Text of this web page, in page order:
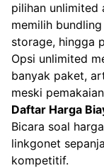
pilihan unlimited
memilih
storage, hingga
Opsi unlimited
banyak paket,
meski
Daftar Harga
Bicara soal
linkgonet
kompetitif.